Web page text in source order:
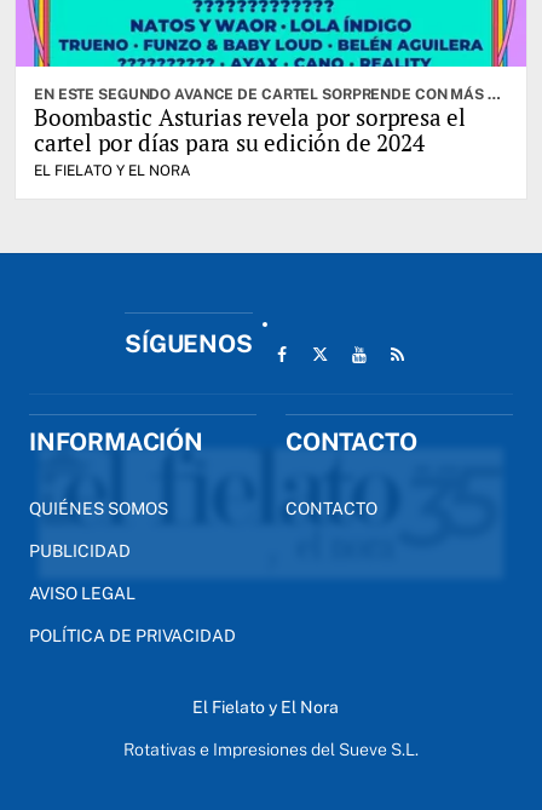
EN ESTE SEGUNDO AVANCE DE CARTEL SORPRENDE CON MÁS DE CINCUENTA ARTISTAS, A LOS QUE SE SUMARÁN NUEVOS CONFIRMADOS PRÓXIMAMENTE
Boombastic Asturias revela por sorpresa el
cartel por días para su edición de 2024
EL FIELATO Y EL NORA
SÍGUENOS
INFORMACIÓN
QUIÉNES SOMOS
PUBLICIDAD
AVISO LEGAL
POLÍTICA DE PRIVACIDAD
CONTACTO
CONTACTO
El Fielato y El Nora
Rotativas e Impresiones del Sueve S.L.